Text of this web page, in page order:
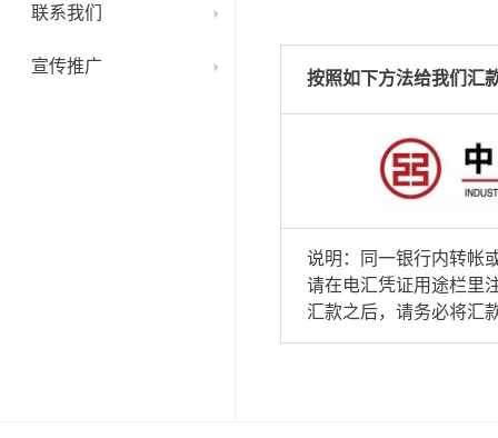
联系我们
宣传推广
按照如下方法给我们汇
说明：同一银行内转帐
请在电汇凭证用途栏里
汇款之后，请务必将汇